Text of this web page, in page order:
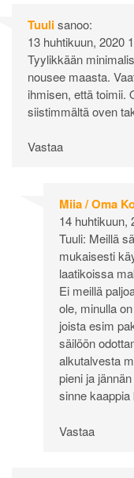
Tuulisanoo:
13 huhtikuun, 2020
Tyylikkään
nousee maasta.
ihmisen, että toimii.
siistimmältä oven
Vastaa
Miia / Oma
14 huhtikuun,
Tuuli: Meillä
mukaisesti
laatikoissa
Ei meillä
ole, minulla
joista esim
säilöön
alkutalvesta
pieni ja
sinne
Vastaa